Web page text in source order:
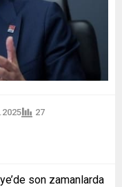
27
son zamanlarda